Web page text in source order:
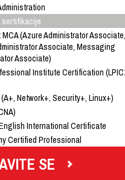
sertifikacije
(Azure Administrator Associate,
Associate, Messaging
Associate)
Institute Certification
Network+, Security+, Linux+)
International Certificate
Certified Professional
SE